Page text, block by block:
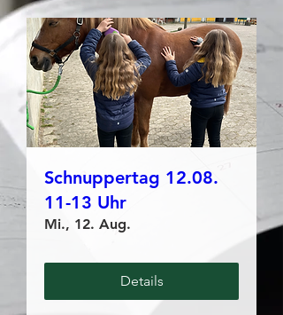
Schnuppertag 12.08.
11-13 Uhr
Mi., 12. Aug.
Details